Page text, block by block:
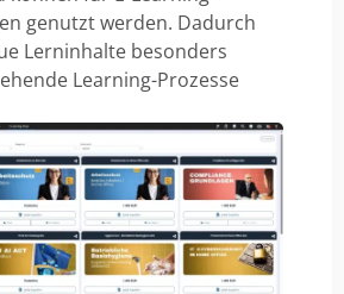
genutzt werden. Dadurch
Lerninhalte besonders
Learning-Prozesse